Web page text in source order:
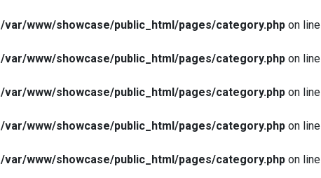
/var/www/showcase/public_html/pages/category.php on line
/var/www/showcase/public_html/pages/category.php on line
/var/www/showcase/public_html/pages/category.php on line
/var/www/showcase/public_html/pages/category.php on line
/var/www/showcase/public_html/pages/category.php on line